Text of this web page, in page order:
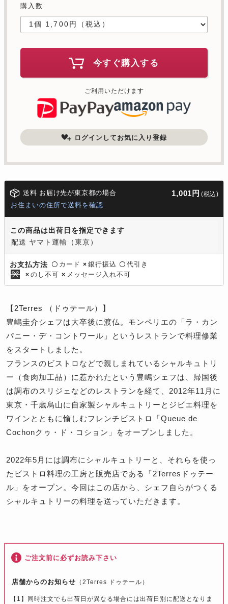
購入数
今すぐ購入する
ご利用いただけます
ログインしてお気に入り登録
送料 お届け先が東京都の場合 1,001円 (税込)
お住まいの住所で送料を確認
この商品は出荷日を指定できます
配送 ヤマト運輸（東京）
お支払方法 〇 カード × 銀行振込 〇 代引き
× のし不可 × メッセージ入れ不可
【2Terres （ドゥテール）】
豊嶋圭介シェフは大卒後に渡仏。モンペリエの「ラ・カン
パニー・デ・コントワール」というレストランで料理修業
をスタートしました。
フランスのビストロなどで親しまれているシャルキュトリ
ー（食肉加工品）に惹かれたという豊嶋シェフは、帰国後
は調布のスリジェなどのレストランを経て、2012年11月に
東京・千歳烏山に自家製シャルキュトリーとジビエ料理を
ワインとともに愉しむフレンチビストロ「Queue de
Cochonクゥ・ド・コション」をオープンしました。
2022年5月には調布にシャルキュトリーと、それらを使っ
たビストロ料理の工房と販売店である「2Terresドゥテー
ル」をオープン。今回はこの店から、シェフ自らがつくる
シャルキュトリーの料理を送っていただきます。
ご注文前に必ずお読み下さい
店舗からのお知らせ （2Terres ドゥテール）
【1】同時注文でも出荷日が異なる場合には出荷日別に配送となりま